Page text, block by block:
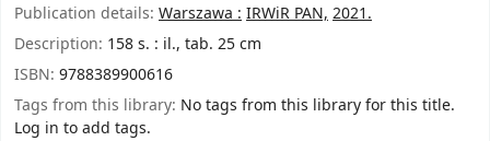
Publication details: Warszawa : IRWiR PAN, 2021.
Description: 158 s. : il., tab. 25 cm
ISBN: 9788389900616
Tags from this library: No tags from this library for this title.
Log in to add tags.